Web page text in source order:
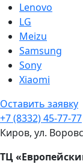
Lenovo
LG
Meizu
Samsung
Sony
Xiaomi
Оставить заявку
+7 (8332) 45-77-77
Киров, ул.
ТЦ